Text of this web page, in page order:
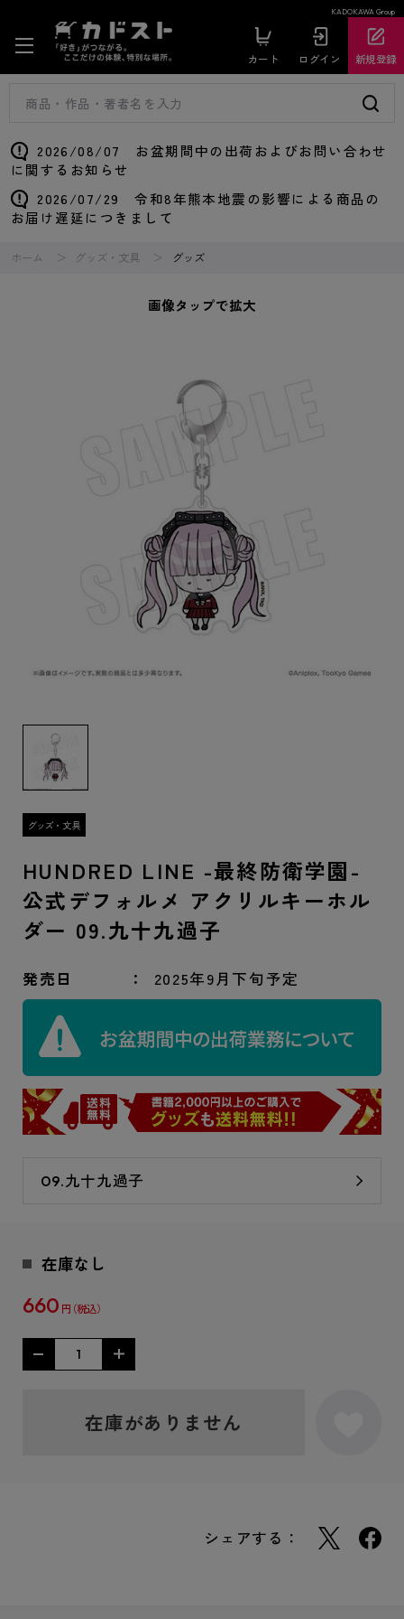
KADOKAWA Group
カート ログイン 新規登録
2026/08/07 お盆期間中の出荷およびお問い合わせ
に関するお知らせ
2026/07/29 令和8年熊本地震の影響による商品の
お届け遅延につきまして
ホーム グッズ・文具 グッズ
画像タップで拡大
HUNDRED LINE -最終防衛学園-
公式デフォルメ アクリルキーホル
ダー 09.九十九過子
発売日 2025年9月下旬予定
09.九十九過子
在庫なし
660 円
在庫がありません
シェアする：